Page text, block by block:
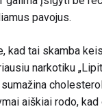
pavojus.
kad tai skamba
narkotiku
aiškiai rodo,